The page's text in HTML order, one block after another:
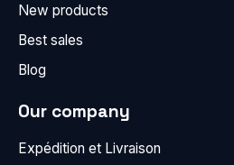
New products
Best sales
Blog
Our company
Expédition et Livraison